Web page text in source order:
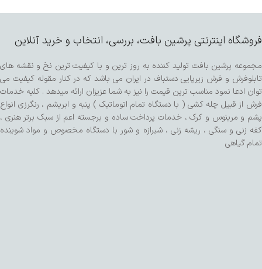
فروشگاه اینترنتی پرشین بافت، بررسی، انتخاب و خرید آنلاین
مجموعه پرشین بافت تولید کننده به روز ترین و با کیفیت ترین نخ و نقشه های
تابلوفرش و فرش زیرپایی دستباف در ایران می باشد که در کنار مقوله کیفیت می
توان ادعا نمود مناسب ترین قیمت را نیز به شما عزیزان ارائه میدهد . کلیه خدمات
فرش از قبیل چله کشی ( با دستگاه تمام اتوماتیک ) پنبه و ابریشم ، رنگرزی انواع
پشم و مرینوس و کرک ، خدمات پرداخت ساده و برجسته اعم از سبک برتر هنری ،
کفه زنی و سنگی ، ریشه زنی ، شیرازه و شور با دستگاه مخصوص و مواد شوینده
تمام گیاهی